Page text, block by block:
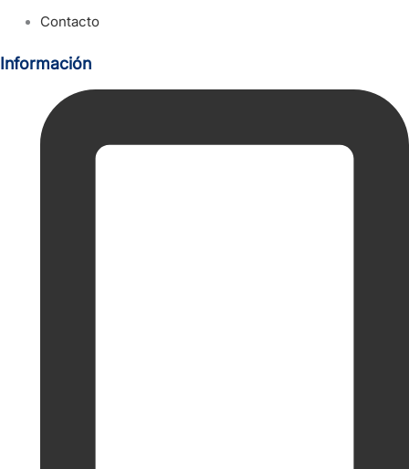
Contacto
Información